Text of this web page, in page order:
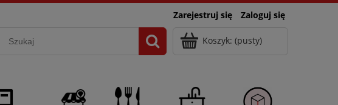
Zarejestruj się Zaloguj się
Koszyk: (pusty)